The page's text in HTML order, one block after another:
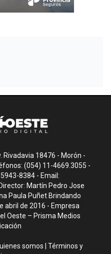
Rivadavia 18476 - Morón -
(054) 11-4669.3055 -
8384 - Email:
Martín Pedro Jose
Paula Puñet Brindando
abril de 2016 - Empresa
Oeste – Prisma Medios
somos |Términos y